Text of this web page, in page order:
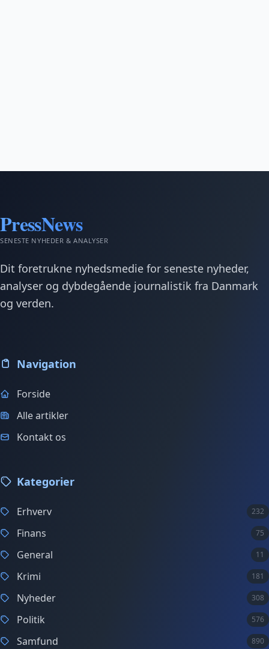
PressNews
SENESTE NYHEDER & ANALYSER
Dit foretrukne nyhedsmedie for seneste nyheder,
analyser og dybdegående journalistik fra Danmark
og verden.
Navigation
Forside
Alle artikler
Kontakt os
Kategorier
Erhverv 232
Finans 75
General 11
Krimi 181
Nyheder 308
Politik 576
Samfund 890